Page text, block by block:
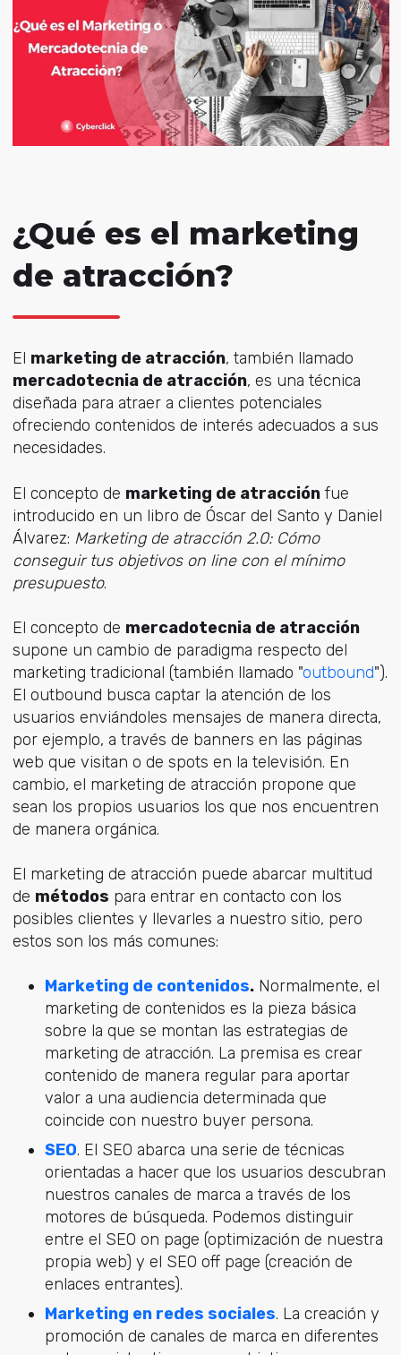
¿Qué es el marketing
de atracción?
El marketing de atracción, también llamado
mercadotecnia de atracción, es una técnica
diseñada para atraer a clientes potenciales
ofreciendo contenidos de interés adecuados a sus
necesidades.
El concepto de marketing de atracciónfue
introducido en un libro de Óscar del Santo y Daniel
Álvarez: Marketing de atracción 2.0: Cómo
conseguir tus objetivos on line con el mínimo
presupuesto.
El concepto de mercadotecnia de atracción
supone un cambio de paradigma respecto del
marketing tradicional (también llamado "outbound").
El outbound busca captar la atención de los
usuarios enviándoles mensajes de manera directa,
por ejemplo, a través de banners en las páginas
web que visitan o de spots en la televisión. En
cambio, el marketing de atracción propone que
sean los propios usuarios los que nos encuentren
de manera orgánica.
El marketing de atracción puede abarcar multitud
de métodos para entrar en contacto con los
posibles clientes y llevarles a nuestro sitio, pero
estos son los más comunes:
Marketing de contenidos.Normalmente, el
marketing de contenidos es la pieza básica
sobre la que se montan las estrategias de
marketing de atracción. La premisa es crear
contenido de manera regular para aportar
valor a una audiencia determinada que
coincide con nuestro buyer persona.
SEO. El SEO abarca una serie de técnicas
orientadas a hacer que los usuarios descubran
nuestros canales de marca a través de los
motores de búsqueda. Podemos distinguir
entre el SEO on page (optimización de nuestra
propia web) y el SEO off page (creación de
enlaces entrantes).
Marketing en redes sociales. La creación y
promoción de canales de marca en diferentes